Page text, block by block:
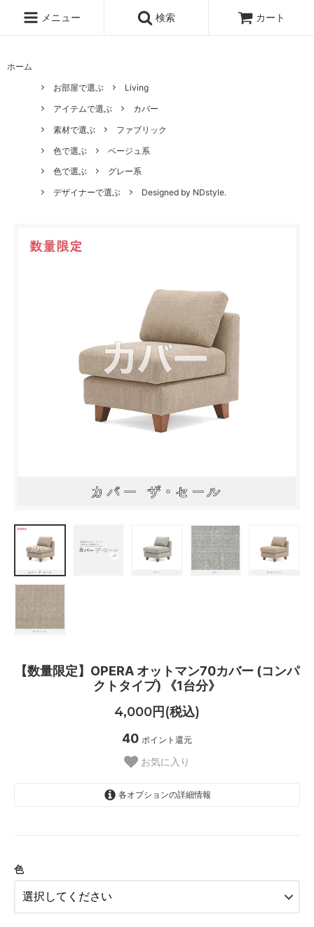
メニュー 検索 カート
ホーム
お部屋で選ぶ
Living
アイテムで選ぶ
カバー
素材で選ぶ
ファブリック
色で選ぶ
ベージュ系
色で選ぶ
グレー系
デザイナーで選ぶ
Designed by NDstyle.
【数量限定】OPERA オットマン70カバー (コンパ
クトタイプ) 《1台分》
4,000円(税込)
40 ポイント還元
お気に入り
各オプションの詳細情報
色